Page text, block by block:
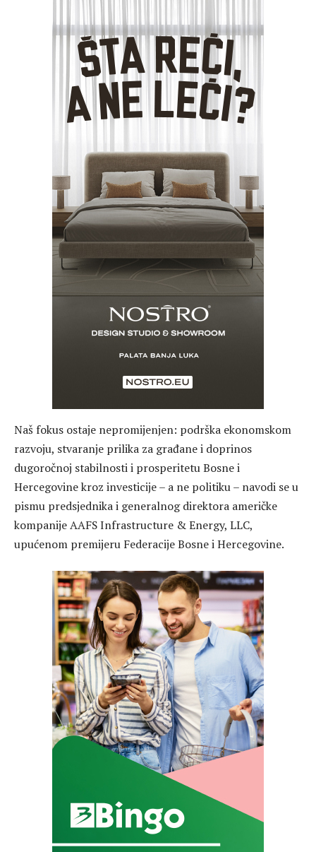
Naš fokus ostaje nepromijenjen: podrška ekonomskom
razvoju, stvaranje prilika za građane i doprinos
dugoročnoj stabilnosti i prosperitetu Bosne i
Hercegovine kroz investicije – a ne politiku – navodi se u
pismu predsjednika i generalnog direktora američke
kompanije AAFS Infrastructure & Energy, LLC,
upućenom premijeru Federacije Bosne i Hercegovine.